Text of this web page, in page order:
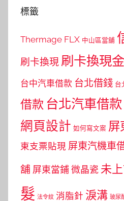
標籤
Thermage FLX 中山區當舖
刷卡換現 刷卡換現金
台中汽車借款 台北借錢 台
借款 台北汽車借款
網頁設計 如何寫文案 屏
東支票貼現 屏東汽機車
舖 屏東當鋪 微晶瓷 未
髮 法令紋 消脂針 淚溝 玻尿